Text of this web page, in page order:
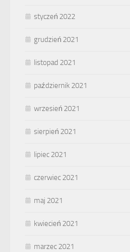
styczeń 2022
grudzień 2021
listopad 2021
październik 2021
wrzesień 2021
sierpień 2021
lipiec 2021
czerwiec 2021
maj 2021
kwiecień 2021
marzec 2021